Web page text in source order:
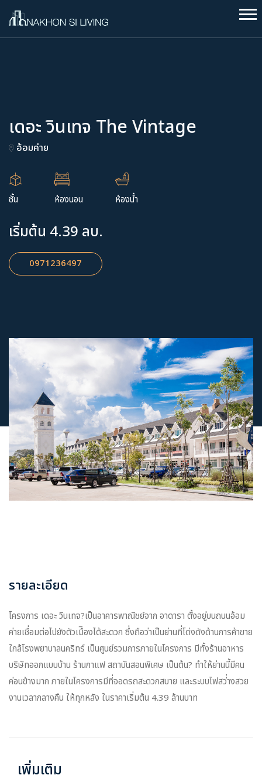
เดอะ วินเทจ The Vintage
อ้อมค่าย
ชั้น ห้องนอน ห้องน้ำ
เริ่มต้น 4.39 ลบ.
0971236497
รายละเอียด
โครงการ เดอะ วินเทจ?เป็นอาคารพาณิชย์จาก อาดารา ตั้งอยู่บนถนนอ้อม
ค่ายเชื่อมต่อไปยังตัวเมืิองได้สะดวก ซึ่งถือว่าเป็นย่านที่โด่งดังด้านการค้าขาย
ใกล้โรงพยาบาลนคริทร์ เป็นศูนย์รวมการภายในโครงการ มีทั้งร้านอาหาร
บริษัทออกแบบบ้าน ร้านกาแฟ สถาบันสอนพิเศษ เป็นต้น? ทำให้ย่านนี้มีคน
ค่อนข้างมาก ภายในโครงการมีที่จอดรถสะดวกสบาย และระบบไฟสว่่างสวย
งานเวลากลางคืน ให้ทุกหลัง ในราคาเริ่มต้น 4.39 ล้านบาท
เพิ่มเติม